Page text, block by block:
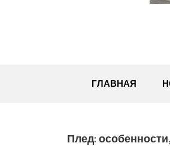
ГЛАВНАЯ
Плед: